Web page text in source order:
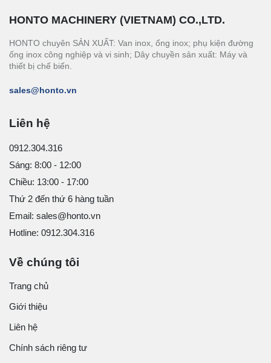
HONTO MACHINERY (VIETNAM) CO.,LTD.
HONTO chuyên SẢN XUẤT: Van inox, ống inox; phụ kiện đường
ống inox công nghiệp và vi sinh; Dây chuyền sản xuất: Máy và
thiết bị chế biến.
sales@honto.vn
Liên hệ
0912.304.316
Sáng: 8:00 - 12:00
Chiều: 13:00 - 17:00
Thứ 2 đến thứ 6 hàng tuần
Email: sales@honto.vn
Hotline: 0912.304.316
Về chúng tôi
Trang chủ
Giới thiệu
Liên hệ
Chính sách riêng tư